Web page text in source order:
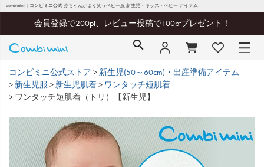
combimini｜コンビミニ公式 赤ちゃんがよく笑うベビー服 新生児・キッズ・ベビー アイテム
会員登録で200pt、レビュー投稿で100ptプレゼント！
コンビミニ公式ストア
新生児(50～60cm)・出産準備アイテム
新生児服
新生児肌着
ワンタッチ短肌着
ワンタッチ短肌着（トリ）【新生児】